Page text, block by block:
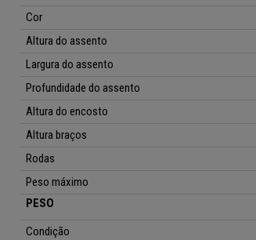
Cor
Altura do assento
Largura do assento
Profundidade do assento
Altura do encosto
Altura braços
Rodas
Peso máximo
PESO
Condição